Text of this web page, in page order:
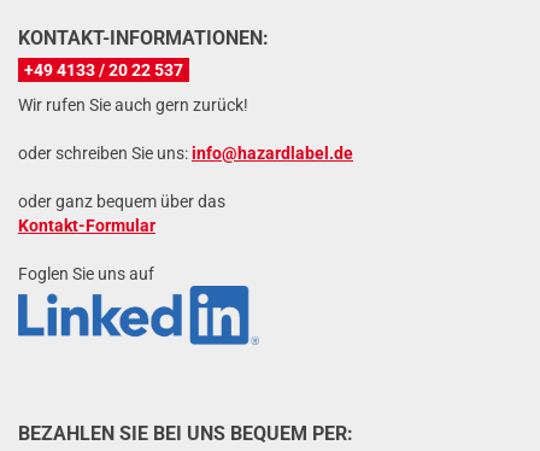
KONTAKT-INFORMATIONEN:
+49 4133 / 20 22 537
Wir rufen Sie auch gern zurück!
oder schreiben Sie uns:info@hazardlabel.de
oder ganz bequem über das
Kontakt-Formular
Foglen Sie uns auf
BEZAHLEN SIE BEI UNS BEQUEM PER: